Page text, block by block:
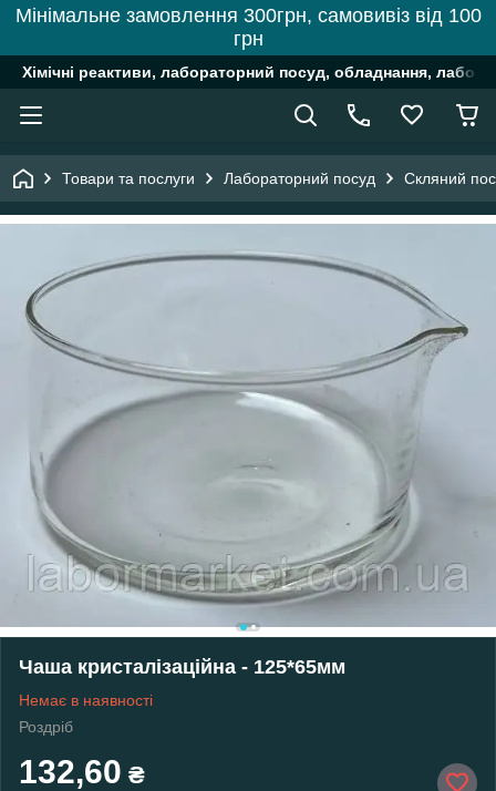
Мінімальне замовлення 300грн, самовивіз від 100
грн
Хімічні реактиви, лабораторний посуд, обладнання,
Товари та послуги Лабораторний посуд Скляний
Чаша кристалізаційна - 125*65мм
Немає в наявності
Роздріб
132,60 ₴